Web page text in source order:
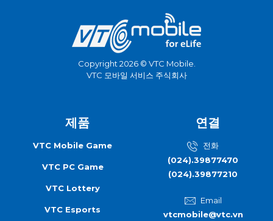
Copyright 2026 © VTC Mobile.
VTC 모바일 서비스 주식회사
제품
VTC Mobile Game
VTC PC Game
VTC Lottery
VTC Esports
연결
전화
(024).39877470
(024).39877210
Email
vtcmobile@vtc.vn